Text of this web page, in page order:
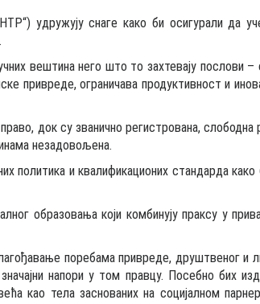
удружују снаге како би осигурали да
вештина него што то захтевају послови –
привреде, ограничава продуктивност и
док су званично регистрована, слободна
незадовољена.
политика и квалификационих стандарда како
образовања који комбинују праксу у
поребама привреде, друштвеног и
напори у том правцу. Посебно бих
као тела заснованих на социјалном